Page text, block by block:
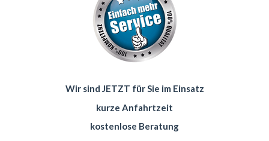
Wir sind JETZT für Sie im Einsatz
kurze Anfahrtzeit
kostenlose Beratung